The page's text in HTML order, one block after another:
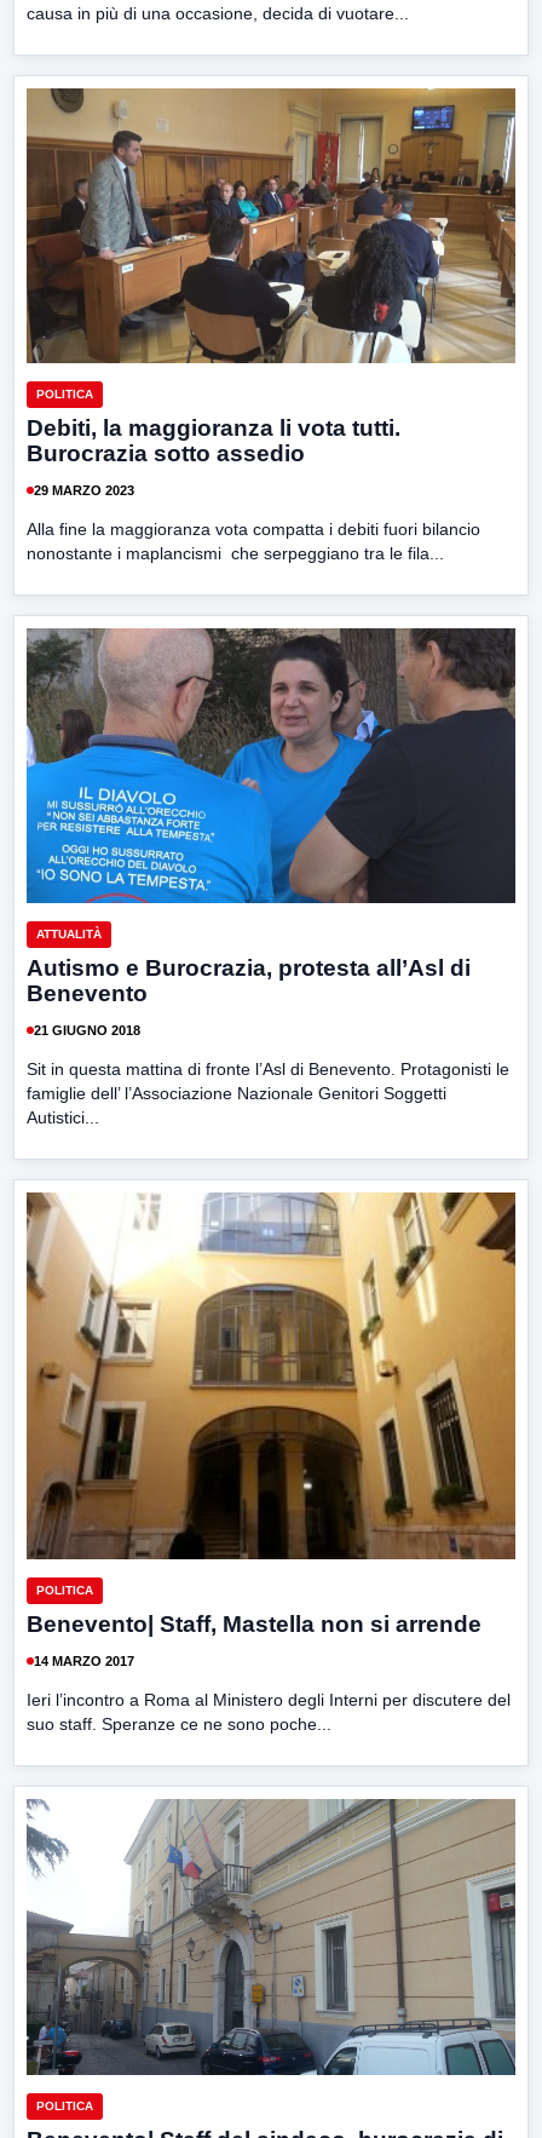
causa in più di una occasione, decida di vuotare...
POLITICA
Debiti, la maggioranza li vota tutti.
Burocrazia sotto assedio
29 MARZO 2023
Alla fine la maggioranza vota compatta i debiti fuori bilancio
nonostante i maplancismi che serpeggiano tra le fila...
ATTUALITÀ
Autismo e Burocrazia, protesta all’Asl di
Benevento
21 GIUGNO 2018
Sit in questa mattina di fronte l’Asl di Benevento. Protagonisti le
famiglie dell’ l’Associazione Nazionale Genitori Soggetti
Autistici...
POLITICA
Benevento| Staff, Mastella non si arrende
14 MARZO 2017
Ieri l’incontro a Roma al Ministero degli Interni per discutere del
suo staff. Speranze ce ne sono poche...
POLITICA